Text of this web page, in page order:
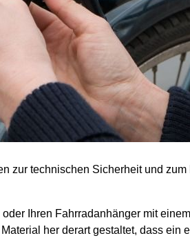
zur technischen Sicherheit und
Ihren Fahrradanhänger mit
her derart gestaltet, dass